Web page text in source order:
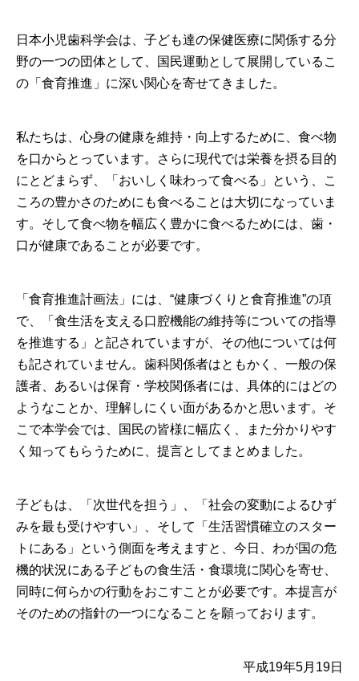
一般の皆様向けダウンロード
寄附のお願い
会員ページ
日本小児歯科学会は、子ども達の保健医療に関係する分
野の一つの団体として、国民運動として展開しているこ
の「食育推進」に深い関心を寄せてきました。
私たちは、心身の健康を維持・向上するために、食べ物
を口からとっています。さらに現代では栄養を摂る目的
にとどまらず、「おいしく味わって食べる」という、こ
ころの豊かさのためにも食べることは大切になっていま
す。そして食べ物を幅広く豊かに食べるためには、歯・
口が健康であることが必要です。
「食育推進計画法」には、“健康づくりと食育推進”の項
で、「食生活を支える口腔機能の維持等についての指導
を推進する」と記されていますが、その他については何
も記されていません。歯科関係者はともかく、一般の保
護者、あるいは保育・学校関係者には、具体的にはどの
ようなことか、理解しにくい面があるかと思います。そ
こで本学会では、国民の皆様に幅広く、また分かりやす
く知ってもらうために、提言としてまとめました。
子どもは、「次世代を担う」、「社会の変動によるひず
みを最も受けやすい」、そして「生活習慣確立のスター
トにある」という側面を考えますと、今日、わが国の危
機的状況にある子どもの食生活・食環境に関心を寄せ、
同時に何らかの行動をおこすことが必要です。本提言が
そのための指針の一つになることを願っております。
平成19年5月19日